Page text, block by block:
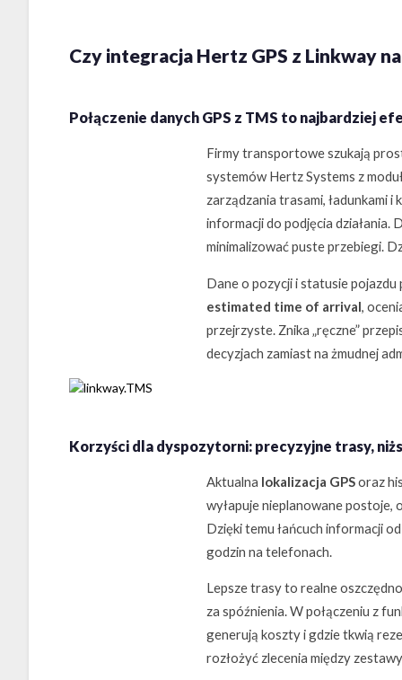
Czy integracja Hertz GPS z Linkway
Połączenie danych GPS z TMS to najbardziej
Firmy transportowe szukają
systemów Hertz Systems z
zarządzania trasami, ładunkami
informacji do podjęcia działania.
minimalizować puste przebiegi.
Dane o pozycji i statusie pojazdu
estimated time of arrival,
przejrzyste. Znika „ręczne”
decyzjach zamiast na żmudnej
Korzyści dla dyspozytorni: precyzyjne trasy,
Aktualna lokalizacja GPSoraz
wyłapuje nieplanowane
Dzięki temu łańcuch informacji
godzin na telefonach.
Lepsze trasy to realne
za spóźnienia. W połączeniu z
generują koszty i gdzie tkwią
rozłożyć zlecenia między